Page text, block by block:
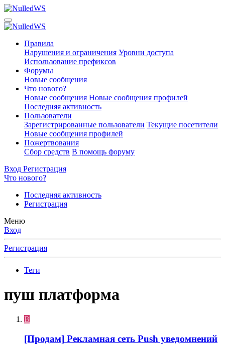
Правила
Нарушения и ограничения Уровни доступа
Использование префиксов
Форумы
Новые сообщения
Что нового?
Новые сообщения Новые сообщения профилей
Последняя активность
Пользователи
Зарегистрированные пользователи Текущие посетители
Новые сообщения профилей
Пожертвования
Сбор средств В помощь форуму
Вход Регистрация
Что нового?
Последняя активность
Регистрация
Меню
Вход
Регистрация
Теги
пуш платформа
B
[Продам] Рекламная сеть Push уведомнений